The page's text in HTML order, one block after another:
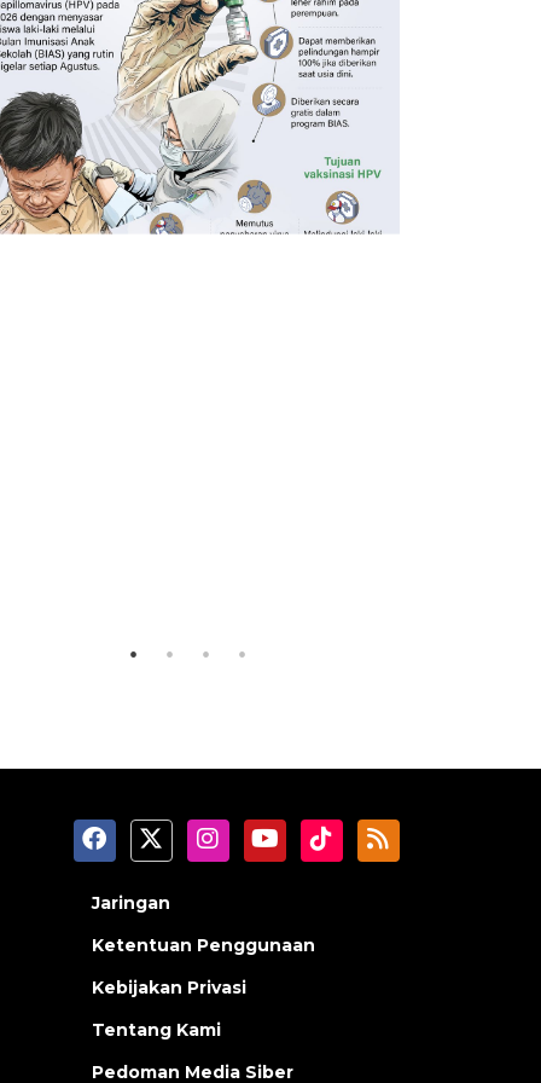
Jaringan
Ketentuan Penggunaan
Kebijakan Privasi
Tentang Kami
Pedoman Media Siber